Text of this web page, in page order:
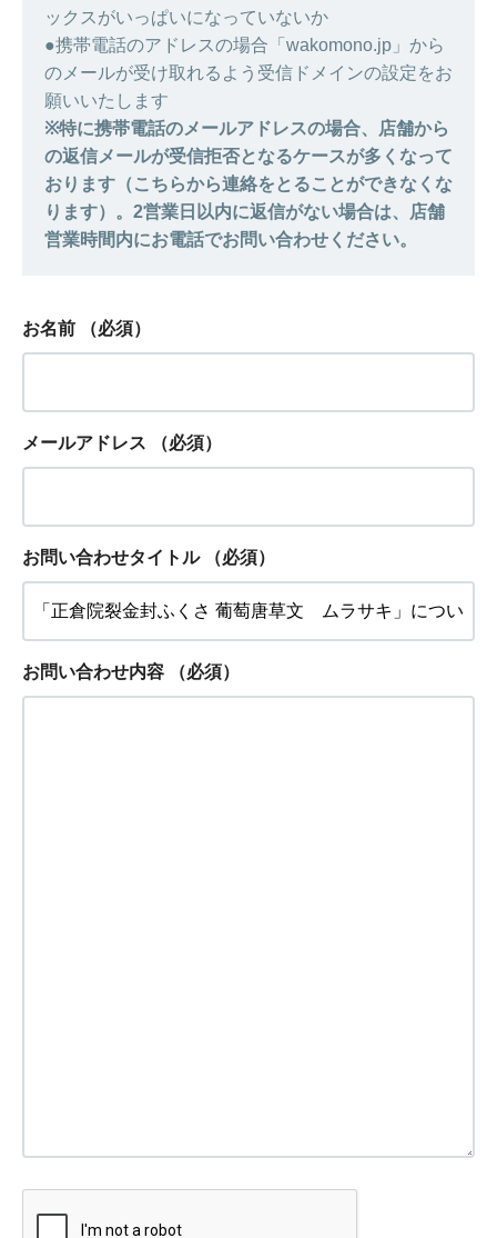
ックスがいっぱいになっていないか
●携帯電話のアドレスの場合「wakomono.jp」から
のメールが受け取れるよう受信ドメインの設定をお
願いいたします
※特に携帯電話のメールアドレスの場合、店舗から
の返信メールが受信拒否となるケースが多くなって
おります（こちらから連絡をとることができなくな
ります）。2営業日以内に返信がない場合は、店舗
営業時間内にお電話でお問い合わせください。
お名前 （必須）
メールアドレス （必須）
お問い合わせタイトル （必須）
お問い合わせ内容 （必須）